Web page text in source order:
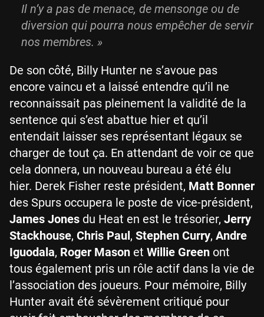
Il n’y a pas de menace, de mensonge ou de
diversion qui pourra nous empêcher de servir
nos membres. »
De son côté, Billy Hunter ne s’avoue pas
encore vaincu et a laissé entendre qu’il ne
reconnaissait pas pleinement la validité de la
sentence qui s’est abattue hier et qu’il
entendait laisser ses représentant légaux se
charger de tout ça. En attendant de voir ce que
cela donnera, un nouveau bureau a été élu
hier. Derek Fisher reste président, Matt Bonner
des Spurs occupera le poste de vice-président,
James Jones du Heat en est le trésorier, Jerry
Stackhouse, Chris Paul, Stephen Curry, Andre
Iguodala, Roger Mason et Willie Green ont
tous également pris un rôle actif dans la vie de
l’association des joueurs. Pour mémoire, Billy
Hunter avait été sévèrement critiqué pour